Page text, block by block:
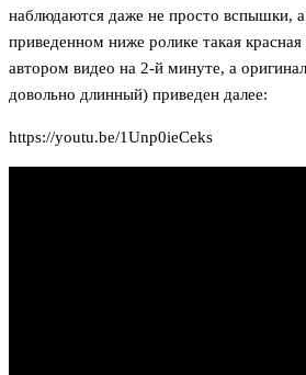
наблюдаются даже не просто вспышки,
приведенном ниже ролике такая
автором видео на 2-й минуте, а
довольно длинный) приведен далее:
https://youtu.be/1Unp0ieCeks